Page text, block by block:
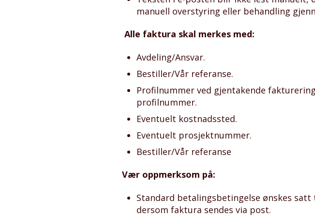
manuell overstyring eller behandling
Alle faktura skal merkes med:
Avdeling/Ansvar.
Bestiller/Vår referanse.
Profilnummer ved gjentakende
profilnummer.
Eventuelt kostnadssted.
Eventuelt prosjektnummer.
Bestiller/Vår referanse
Vær oppmerksom på:
Standard betalingsbetingelse ønskes
dersom faktura sendes via post.